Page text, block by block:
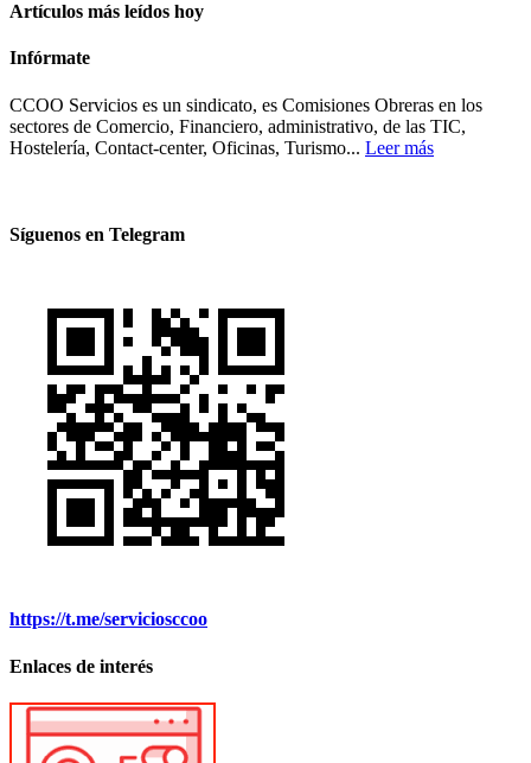
Artículos más leídos hoy
Infórmate
CCOO Servicios es un sindicato, es Comisiones Obreras en los
sectores de Comercio, Financiero, administrativo, de las TIC,
Hostelería, Contact-center, Oficinas, Turismo... Leer más
Síguenos en Telegram
https://t.me/serviciosccoo
Enlaces de interés